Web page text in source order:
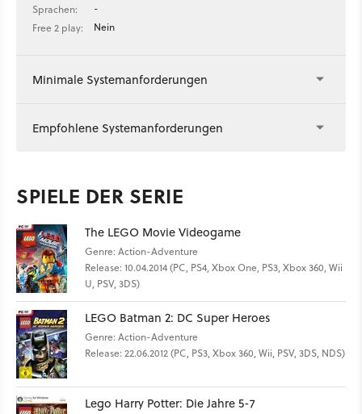
Sprachen:
-
Free 2 play:
Nein
Minimale Systemanforderungen
Empfohlene Systemanforderungen
SPIELE DER SERIE
The LEGO Movie Videogame
Genre: Action-Adventure
Release: 10.04.2014 (PC, PS4, Xbox One, PS3, Xbox 360, Wii
U, PSV, 3DS)
LEGO Batman 2: DC Super Heroes
Genre: Action-Adventure
Release: 22.06.2012 (PC, PS3, Xbox 360, Wii, PSV, 3DS, NDS)
Lego Harry Potter: Die Jahre 5-7